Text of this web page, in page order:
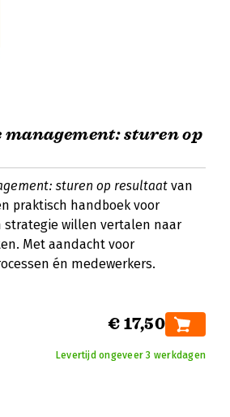
sturen op
sturen op resultaat van
praktisch handboek voor
strategie willen vertalen naar
Met aandacht voor
én medewerkers.
€ 17,50
Levertijd ongeveer 3 werkdagen